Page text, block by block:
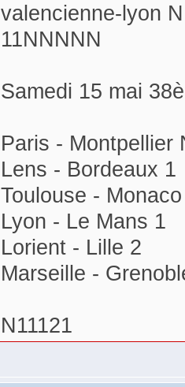
valencienne-lyon N
11NNNNN
Samedi 15 mai
Paris - Montpellier
Lens - Bordeaux 1
Toulouse -
Lyon - Le Mans 1
Lorient - Lille 2
Marseille -
N11121